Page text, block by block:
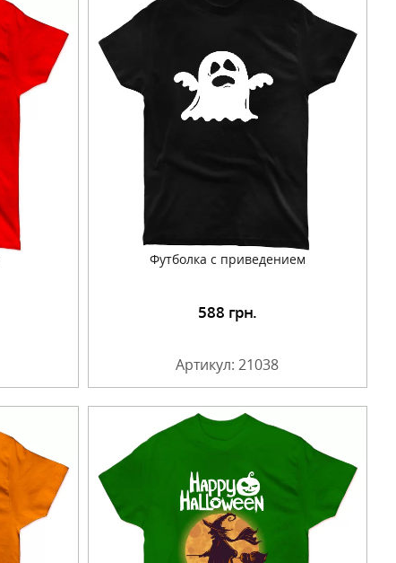
Футболка с приведением
588 грн.
Артикул: 21038